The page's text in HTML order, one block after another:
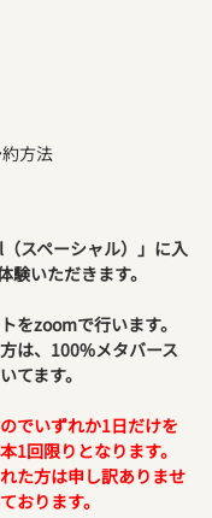
方法
スペーシャル）」に入
験いただきます。
をzoomで行います。
は、100%メタバース
てます。
でいずれか1日だけを
1回限りとなります。
た方は申し訳ありませ
おります。